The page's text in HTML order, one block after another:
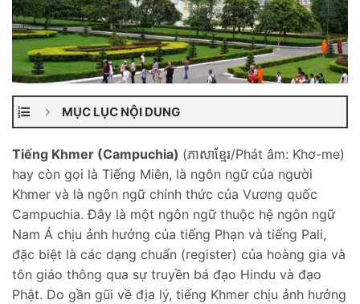
MỤC LỤC NỘI DUNG
Tiếng Khmer (Campuchia) (ភាសាខ្មែរ/Phát âm: Khơ-me)
hay còn gọi là Tiếng Miên, là ngôn ngữ của người
Khmer và là ngôn ngữ chính thức của Vương quốc
Campuchia. Đây là một ngôn ngữ thuộc hệ ngôn ngữ
Nam Á chịu ảnh hưởng của tiếng Phạn và tiếng Pali,
đặc biệt là các dạng chuẩn (register) của hoàng gia và
tôn giáo thông qua sự truyền bá đạo Hindu và đạo
Phật. Do gần gũi về địa lý, tiếng Khmer chịu ảnh hưởng